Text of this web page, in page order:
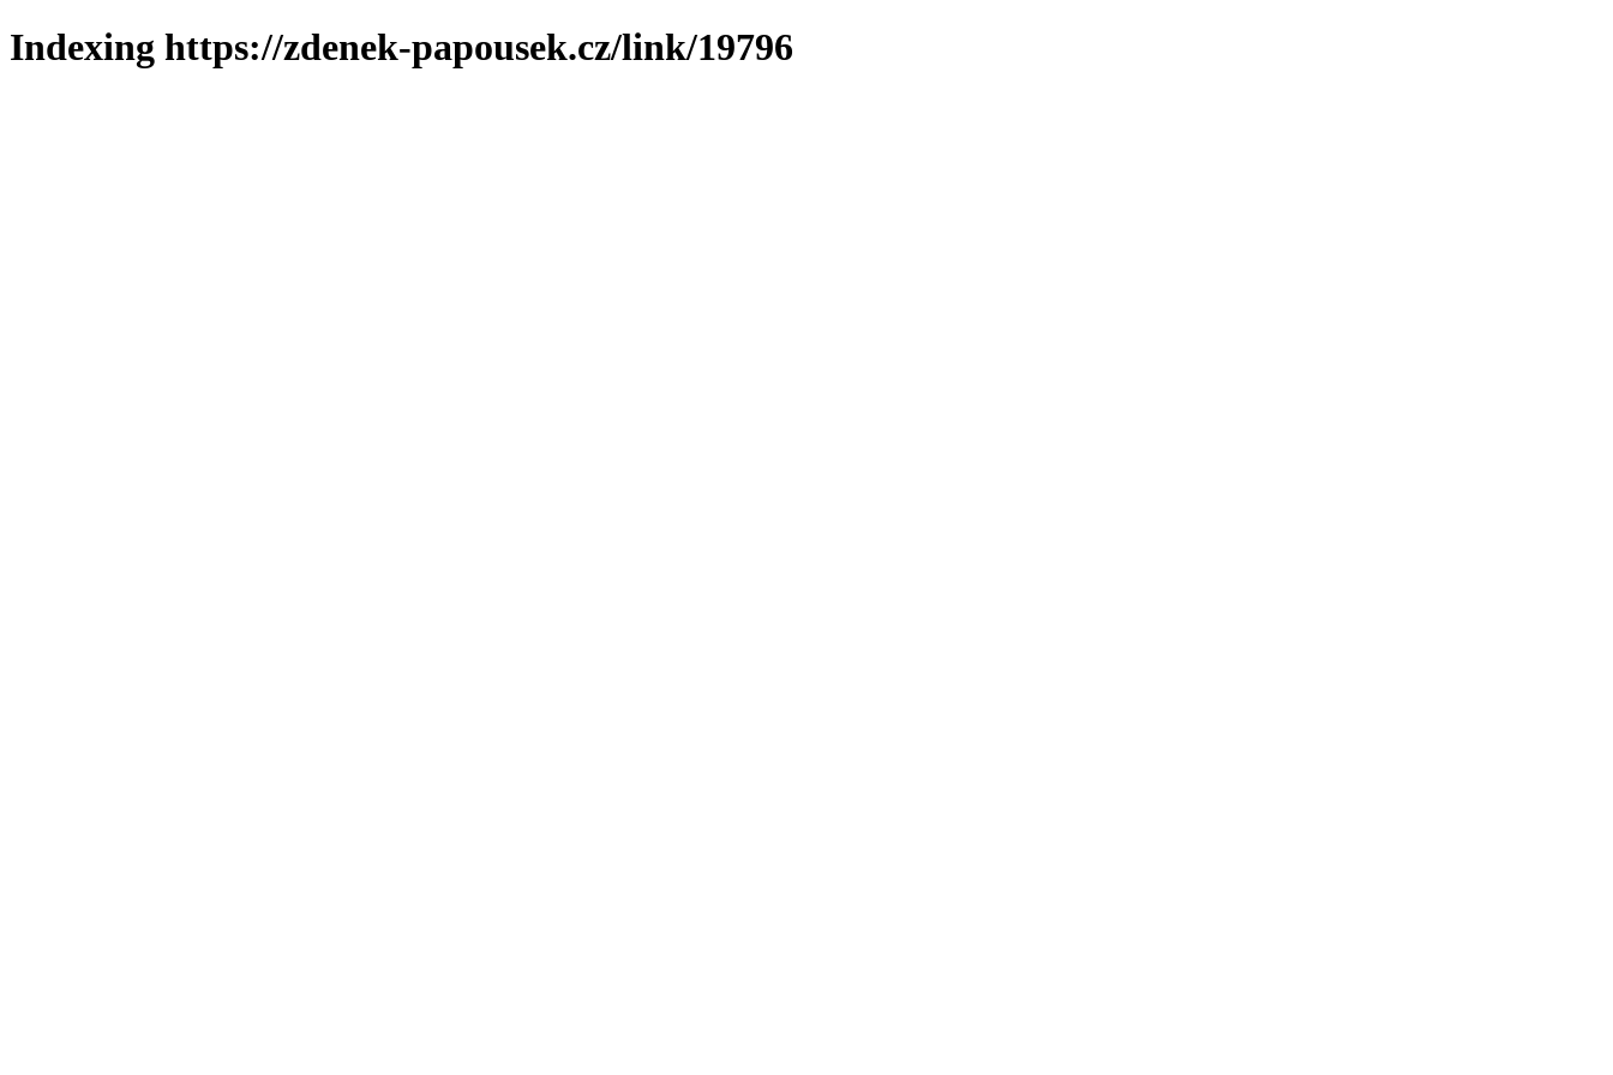
Indexing https://zdenek-papousek.cz/link/19796